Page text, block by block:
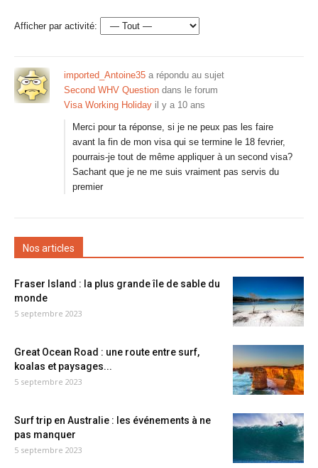
Afficher par activité:
imported_Antoine35 a répondu au sujet
Second WHV Question dans le forum
Visa Working Holiday il y a 10 ans
Merci pour ta réponse, si je ne peux pas les faire
avant la fin de mon visa qui se termine le 18 fevrier,
pourrais-je tout de même appliquer à un second visa?
Sachant que je ne me suis vraiment pas servis du
premier
Nos articles
Fraser Island : la plus grande île de sable du
monde
5 septembre 2023
Great Ocean Road : une route entre surf,
koalas et paysages...
5 septembre 2023
Surf trip en Australie : les événements à ne
pas manquer
5 septembre 2023